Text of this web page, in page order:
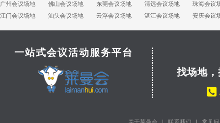
广州会议场地 佛山会议场地 东莞会议场地 清远会议场地
珠海会议
江门会议场地
汕头会议场地 云浮会议场地 湛江会议场地 安庆会议
一站式会议活动服务平台
找场地